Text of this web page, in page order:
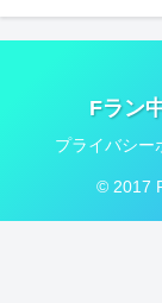
Fラン
プライバシー
© 2017